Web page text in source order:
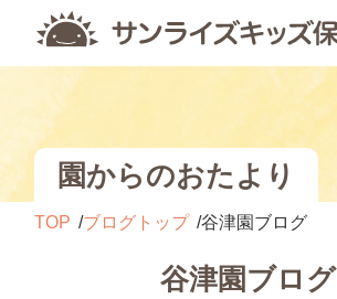
園からのおたより
TOP ブログトップ 谷津園ブログ
谷津園ブログ